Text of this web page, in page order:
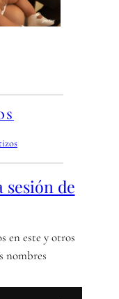
sesión de
en este y otros
nombres